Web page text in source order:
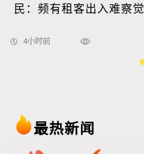
民：频有租客出入难察觉
4小时前
最热新闻